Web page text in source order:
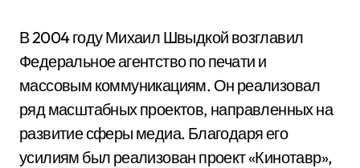
В 2004 году Михаил Швыдкой возглавил
Федеральное агентство по печати и
массовым коммуникациям. Он реализовал
ряд масштабных проектов, направленных на
развитие сферы медиа. Благодаря его
усилиям был реализован проект «Кинотавр»,